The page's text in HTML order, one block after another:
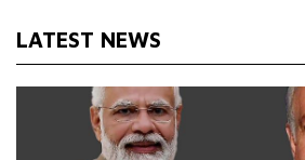
LATEST NEWS